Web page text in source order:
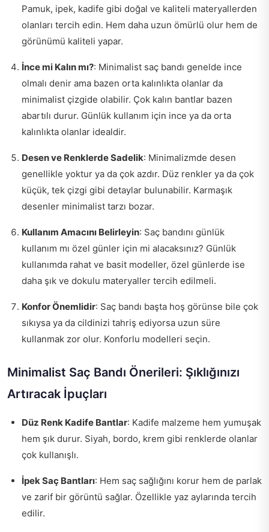
Pamuk, ipek, kadife gibi doğal ve kaliteli materyallerden
olanları tercih edin. Hem daha uzun ömürlü olur hem de
görünümü kaliteli yapar.
İnce mi Kalın mı?: Minimalist saç bandı genelde ince
olmalı denir ama bazen orta kalınlıkta olanlar da
minimalist çizgide olabilir. Çok kalın bantlar bazen
abartılı durur. Günlük kullanım için ince ya da orta
kalınlıkta olanlar idealdir.
Desen ve Renklerde Sadelik: Minimalizmde desen
genellikle yoktur ya da çok azdır. Düz renkler ya da çok
küçük, tek çizgi gibi detaylar bulunabilir. Karmaşık
desenler minimalist tarzı bozar.
Kullanım Amacını Belirleyin: Saç bandını günlük
kullanım mı özel günler için mi alacaksınız? Günlük
kullanımda rahat ve basit modeller, özel günlerde ise
daha şık ve dokulu materyaller tercih edilmeli.
Konfor Önemlidir: Saç bandı başta hoş görünse bile çok
sıkıysa ya da cildinizi tahriş ediyorsa uzun süre
kullanmak zor olur. Konforlu modelleri seçin.
Minimalist Saç Bandı Önerileri: Şıklığınızı
Artıracak İpuçları
Düz Renk Kadife Bantlar: Kadife malzeme hem yumuşak
hem şık durur. Siyah, bordo, krem gibi renklerde olanlar
çok kullanışlı.
İpek Saç Bantları: Hem saç sağlığını korur hem de parlak
ve zarif bir görüntü sağlar. Özellikle yaz aylarında tercih
edilir.